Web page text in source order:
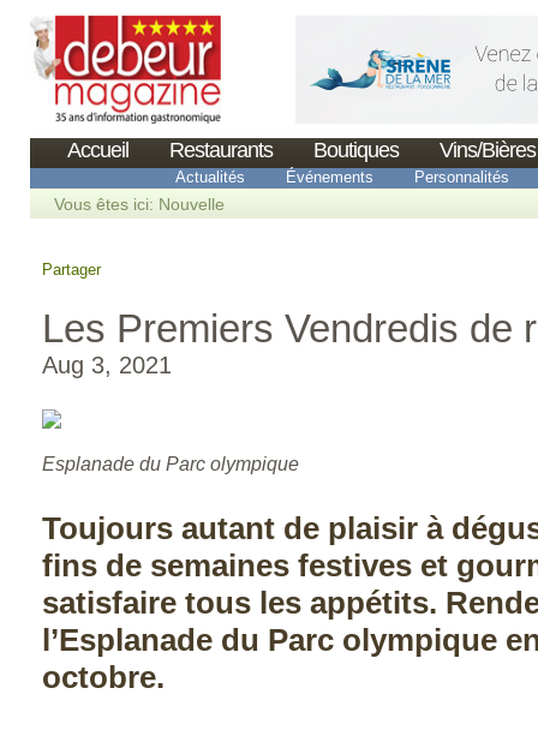
Accueil Restaurants Boutiques Vins/Bières
Actualités Événements Personnalités
Vous êtes ici: Nouvelle
Partager
Les Premiers Vendredis de
Aug 3, 2021
Esplanade du Parc olympique
Toujours autant de plaisir à
fins de semaines festives et
satisfaire tous les appétits.
l’Esplanade du Parc olympique
octobre.